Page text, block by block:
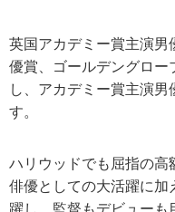
英国アカデミー賞主演男
優賞、ゴールデングロー
し、アカデミー賞主演男
す。
ハリウッドでも屈指の高
俳優としての大活躍に加
躍し、監督もデビューも